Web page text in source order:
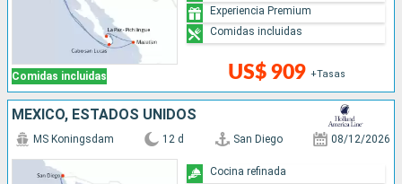
Comidas incluidas US$ 909 +Tasas
Experiencia Premium
Comidas incluidas
MÉXICO, ESTADOS UNIDOS
MS Koningsdam 12 d San Diego 08/12/2026
Cocina refinada